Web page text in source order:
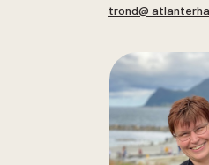
trond@